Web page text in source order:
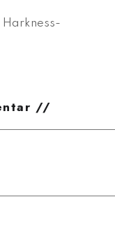
Harkness-
//